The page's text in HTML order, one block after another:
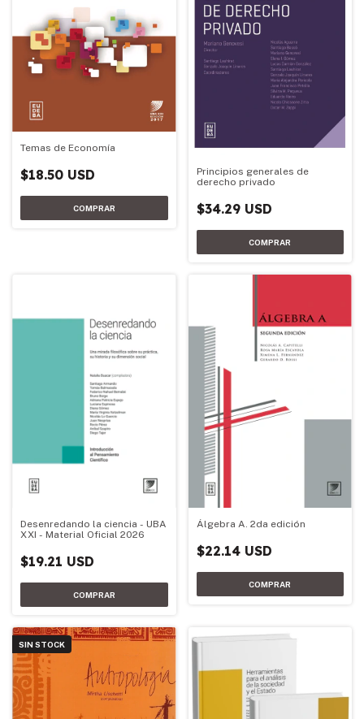
Temas de Economía
$18.50 USD
Principios generales de
derecho privado
$34.29 USD
Desenredando la ciencia - UBA
XXI - Material Oficial 2026
$19.21 USD
Álgebra A. 2da edición
$22.14 USD
SIN STOCK